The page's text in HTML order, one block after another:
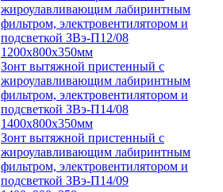
жироулавливающим лабиринтным
фильтром, электровентилятором и
подсветкой ЗВэ-П12/08
1200х800х350мм
Зонт вытяжной пристенный с
жироулавливающим лабиринтным
фильтром, электровентилятором и
подсветкой ЗВэ-П14/08
1400х800х350мм
Зонт вытяжной пристенный с
жироулавливающим лабиринтным
фильтром, электровентилятором и
подсветкой ЗВэ-П14/09